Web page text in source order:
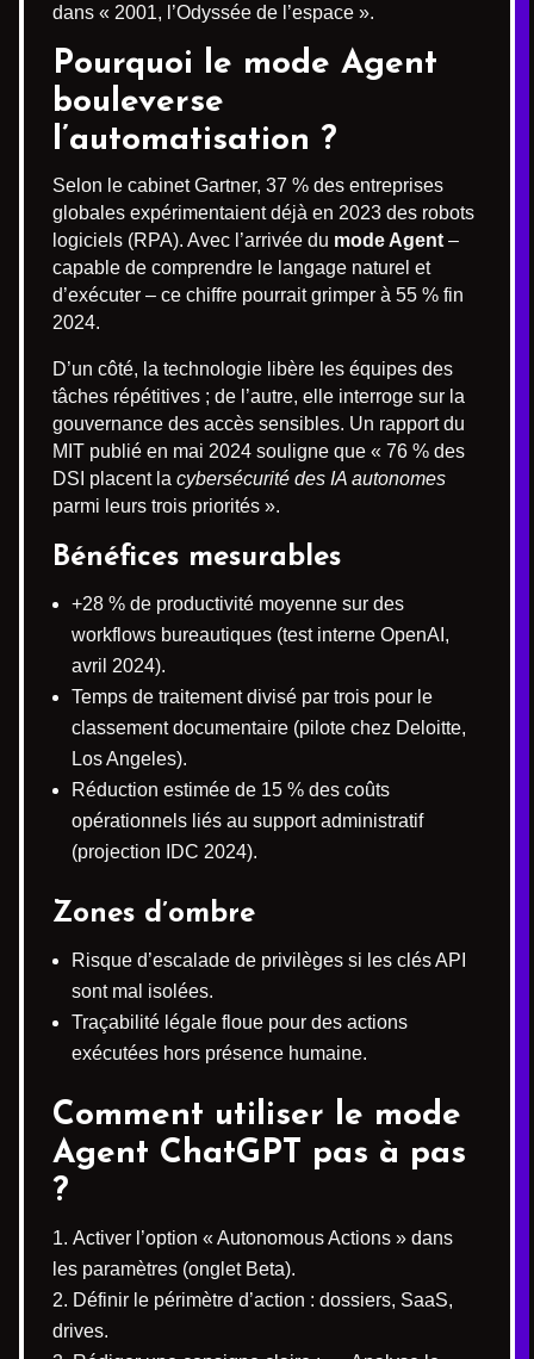
dans « 2001, l’Odyssée de l’espace ».
Pourquoi le mode Agent
bouleverse
l’automatisation ?
Selon le cabinet Gartner, 37 % des entreprises
globales expérimentaient déjà en 2023 des robots
logiciels (RPA). Avec l’arrivée du mode Agent –
capable de comprendre le langage naturel et
d’exécuter – ce chiffre pourrait grimper à 55 % fin
2024.
D’un côté, la technologie libère les équipes des
tâches répétitives ; de l’autre, elle interroge sur la
gouvernance des accès sensibles. Un rapport du
MIT publié en mai 2024 souligne que « 76 % des
DSI placent la cybersécurité des IA autonomes
parmi leurs trois priorités ».
Bénéfices mesurables
+28 % de productivité moyenne sur des
workflows bureautiques (test interne OpenAI,
avril 2024).
Temps de traitement divisé par trois pour le
classement documentaire (pilote chez Deloitte,
Los Angeles).
Réduction estimée de 15 % des coûts
opérationnels liés au support administratif
(projection IDC 2024).
Zones d’ombre
Risque d’escalade de privilèges si les clés API
sont mal isolées.
Traçabilité légale floue pour des actions
exécutées hors présence humaine.
Comment utiliser le mode
Agent ChatGPT pas à pas
?
Activer l’option « Autonomous Actions » dans
les paramètres (onglet Beta).
Définir le périmètre d’action : dossiers, SaaS,
drives.